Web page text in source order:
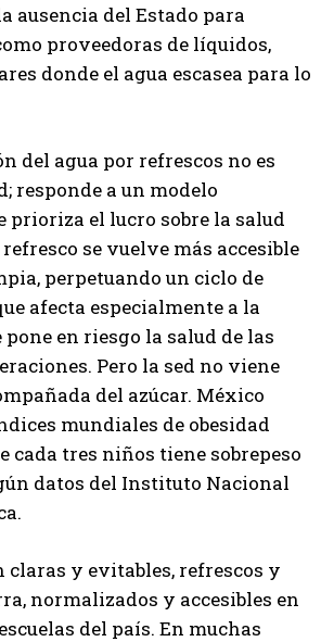
ausencia del Estado para
proveedoras de líquidos,
donde el agua escasea para lo
del agua por refrescos no es
responde a un modelo
prioriza el lucro sobre la salud
se vuelve más accesible
perpetuando un ciclo de
afecta especialmente a la
en riesgo la salud de las
Pero la sed no viene
del azúcar. México
mundiales de obesidad
cada tres niños tiene sobrepeso
datos del Instituto Nacional
claras y evitables, refrescos y
normalizados y accesibles en
del país. En muchas